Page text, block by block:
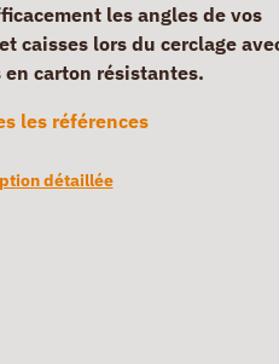
les angles de vos
caisses lors du cerclage
carton résistantes.
les références
détaillée